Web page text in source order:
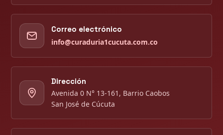
Correo electrónico
info@curaduria1cucuta.com.co
Dirección
Avenida 0 N° 13-161, Barrio Caobos
San José de Cúcuta